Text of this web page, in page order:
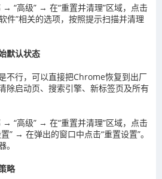
“高级” → 在“重置并清理”区域，点击
件”相关的选项，按照提示扫描并清理
默认状态
不行，可以直接把Chrome恢复到出厂
除启动页、搜索引擎、新标签页及所有
“高级” → 在“重置并清理”区域，点击
” → 在弹出的窗口中点击“重置设置”。
略